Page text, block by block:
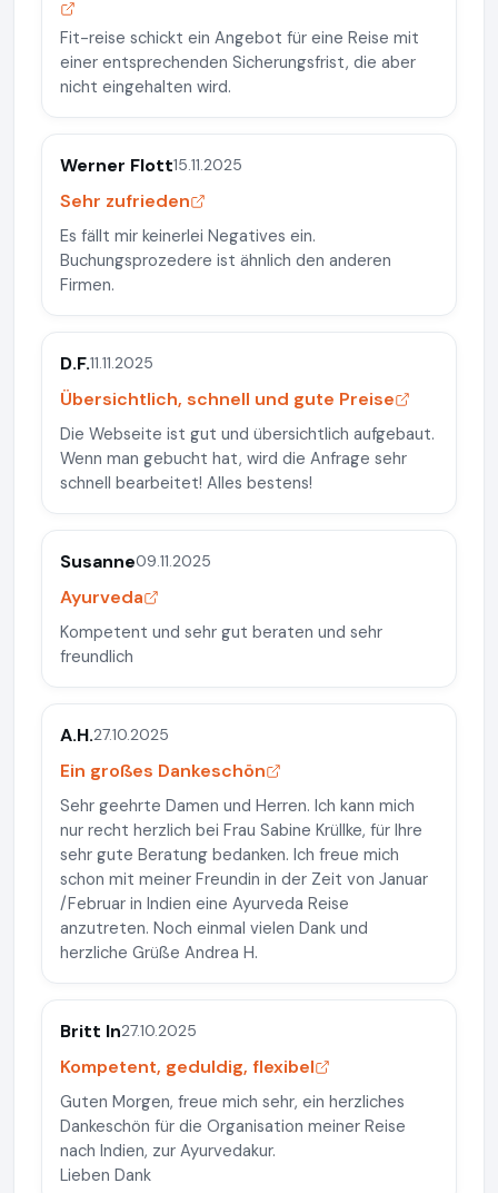
Fit-reise schickt ein Angebot für eine Reise mit
einer entsprechenden Sicherungsfrist, die aber
nicht eingehalten wird.
Werner Flott15.11.2025
Sehr zufrieden
Es fällt mir keinerlei Negatives ein.
Buchungsprozedere ist ähnlich den anderen
Firmen.
D.F.11.11.2025
Übersichtlich, schnell und gute Preise
Die Webseite ist gut und übersichtlich aufgebaut.
Wenn man gebucht hat, wird die Anfrage sehr
schnell bearbeitet! Alles bestens!
Susanne09.11.2025
Ayurveda
Kompetent und sehr gut beraten und sehr
freundlich
A.H.27.10.2025
Ein großes Dankeschön
Sehr geehrte Damen und Herren. Ich kann mich
nur recht herzlich bei Frau Sabine Krüllke, für Ihre
sehr gute Beratung bedanken. Ich freue mich
schon mit meiner Freundin in der Zeit von Januar
/Februar in Indien eine Ayurveda Reise
anzutreten. Noch einmal vielen Dank und
herzliche Grüße Andrea H.
Britt In27.10.2025
Kompetent, geduldig, flexibel
Guten Morgen, freue mich sehr, ein herzliches
Dankeschön für die Organisation meiner Reise
nach Indien, zur Ayurvedakur.
Lieben Dank